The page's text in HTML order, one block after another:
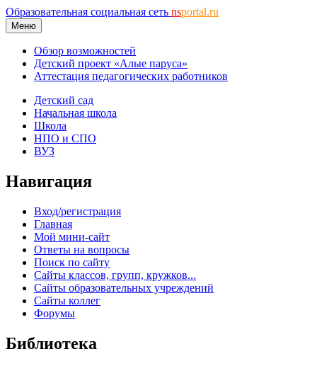
Образовательная социальная сеть nsportal.ru
Меню
Обзор возможностей
Детский проект «Алые паруса»
Аттестация педагогических работников
Детский сад
Начальная школа
Школа
НПО и СПО
ВУЗ
Навигация
Вход/регистрация
Главная
Мой мини-сайт
Ответы на вопросы
Поиск по сайту
Сайты классов, групп, кружков...
Сайты образовательных учреждений
Сайты коллег
Форумы
Библиотека